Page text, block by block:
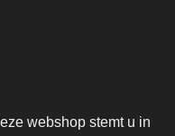
webshop stemt u in